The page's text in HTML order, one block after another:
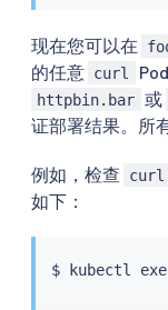
现在您可以在
的任意 curl
httpbin.bar 或
证部署结果。所
例如，检查
如下：
$ kubectl